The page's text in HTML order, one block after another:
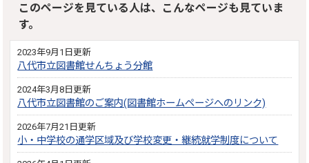
このページを見ている人は、こんなページも見ていま
す。
2023年9月1日更新
八代市立図書館せんちょう分館
2024年3月8日更新
八代市立図書館のご案内(図書館ホームページへのリンク)
2026年7月21日更新
小・中学校の通学区域及び学校変更・継続就学制度について